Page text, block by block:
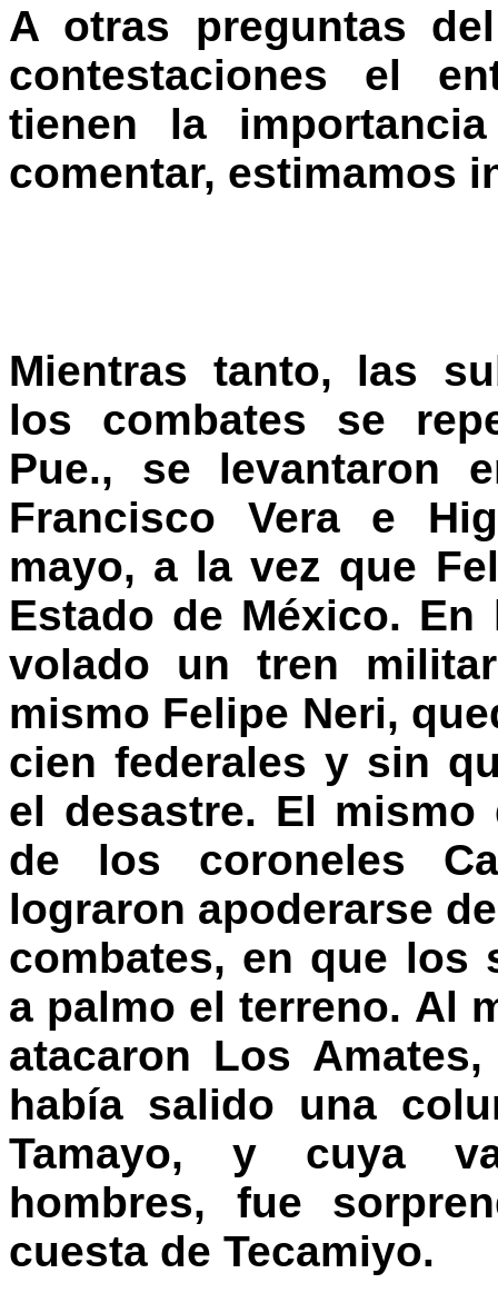
A otras preguntas
contestaciones el
tienen la
comentar, estimamos
Mientras tanto, las
los combates se
Pue., se levantaron
Francisco Vera e
mayo, a la vez que
Estado de México.
volado un tren
mismo Felipe Neri,
cien federales y sin
el desastre. El
de los coroneles
lograron apoderarse
combates, en que los
a palmo el terreno. Al
atacaron Los
había salido una
Tamayo, y cuya
hombres, fue
cuesta de Tecamiyo.